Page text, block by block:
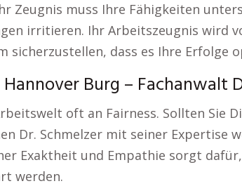
Zeugnis muss Ihre Fähigkeiten
irritieren. Ihr Arbeitszeugnis wird
sicherzustellen, dass es Ihre Erfolge
Burg – Fachanwalt
oft an Fairness. Sollten Sie
Dr. Schmelzer mit seiner Expertise
Exaktheit und Empathie sorgt
werden.